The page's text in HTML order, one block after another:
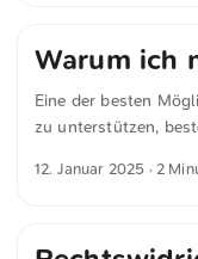
den Punkt gebracht.
Warum ich
Eine der besten
zu unterstützen,
machen. Open
12. Januar 2025 · 2